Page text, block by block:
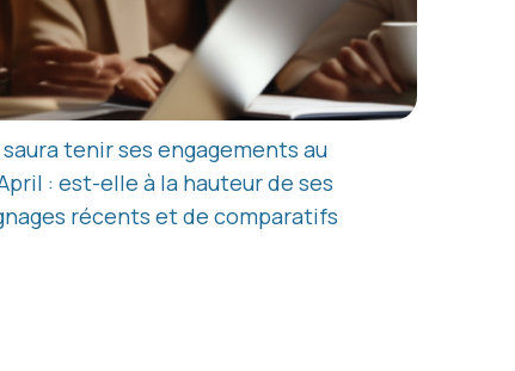
tenir ses engagements au
: est-elle à la hauteur de ses
récents et de comparatifs